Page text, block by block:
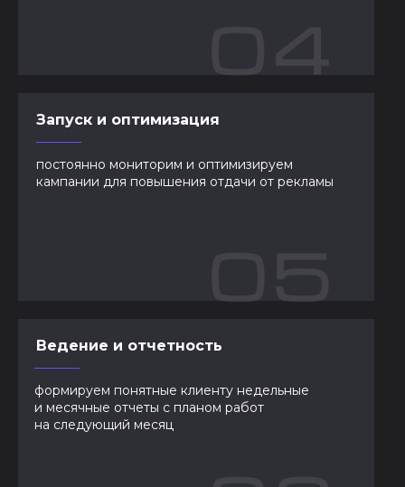
Запуск и оптимизация
постоянно мониторим и оптимизируем
кампании для повышения отдачи от рекламы
Ведение и отчетность
формируем понятные клиенту недельные
и месячные отчеты с планом работ
на следующий месяц